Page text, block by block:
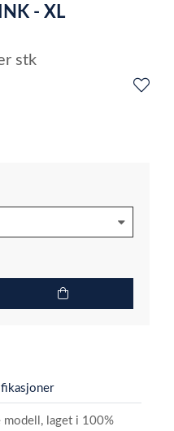
- XL
stk
modell, laget i 100%